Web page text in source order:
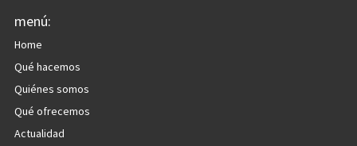
menú:
Home
Qué hacemos
Quiénes somos
Qué ofrecemos
Actualidad